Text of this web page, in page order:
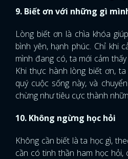
9. Biết ơn với những gì
Lòng biết ơn là chìa khóa
bình yên, hạnh phúc. Chỉ khi
mình đang có, ta mới cảm
Khi thực hành lòng biết ơn,
quý cuộc sống này, và
chừng như tiêu cực thành
10. Không ngừng học hỏi
Không cần biết là ta học gì,
cần có tinh thần ham học